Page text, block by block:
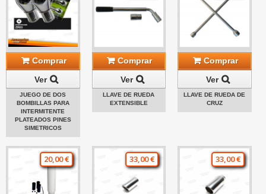
Comprar
Ver
JUEGO DE DOS
BOMBILLAS PARA
INTERMITENTE
PLATEADOS PINES
SIMETRICOS
Comprar
Ver
LLAVE DE RUEDA
EXTENSIBLE
Comprar
Ver
LLAVE DE RUEDA DE
CRUZ
20,00 € 33,00 € 33,00 €